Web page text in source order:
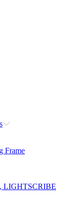
Frame
LIGHTSCRIBE